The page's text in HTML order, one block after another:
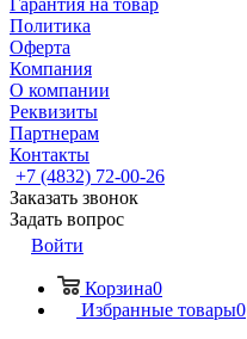
Гарантия на товар
Политика
Оферта
Компания
О компании
Реквизиты
Партнерам
Контакты
+7 (4832) 72-00-26
Заказать звонок
Задать вопрос
Войти
Корзина0
Избранные товары0